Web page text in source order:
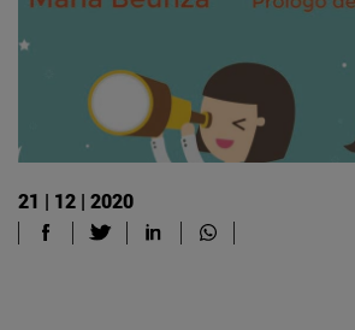
21 | 12 | 2020